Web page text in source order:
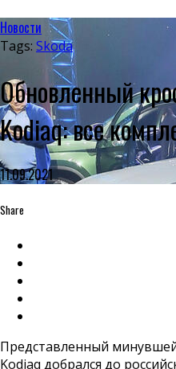
Новости
Tags: Skoda
Обновленный
Kodiaq: все
11.09.2021
Share
Представленный
Kodiaq добрался до